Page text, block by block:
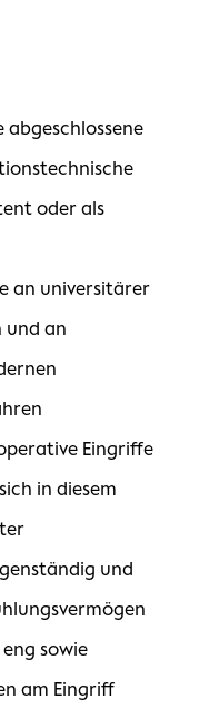
abgeschlossene
oder als
an universitärer
und an
Eingriffe
in diesem
und
sowie
am Eingriff